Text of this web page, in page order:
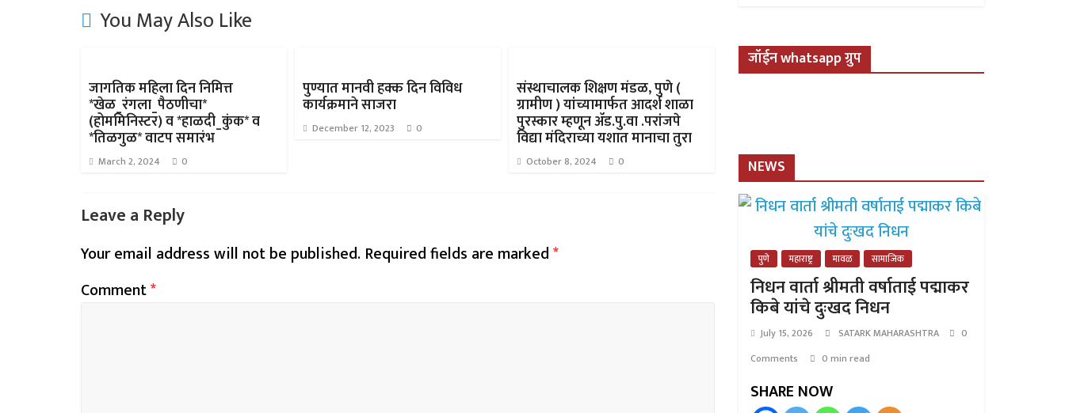
You May Also Like
जागतिक महिला दिन निमित्त
*खेळ_रंगला_पैठणीचा*
(होममिनिस्टर) व *हाळदी_कुंक* व
*तिळगुळ* वाटप समारंभ
March 2, 2024 0
पुण्यात मानवी हक्क दिन विविध
कार्यक्रमाने साजरा
December 12, 2023 0
संस्थाचालक शिक्षण मंडळ, पुणे (
ग्रामीण ) यांच्यामार्फत आदर्श शाळा
पुरस्कार म्हणून ॲड.पु.वा .परांजपे
विद्या मंदिराच्या यशात मानाचा तुरा
October 8, 2024 0
Leave a Reply
Your email address will not be published. Required fields are marked*
Comment*
जॉईन whatsapp ग्रुप
NEWS
पुणे महाराष्ट्र मावळ सामाजिक
निधन वार्ता श्रीमती वर्षाताई पद्माकर
किबे यांचे दुःखद निधन
July 15, 2026 SATARK MAHARASHTRA
0
Comments
0 min read
SHARE NOW